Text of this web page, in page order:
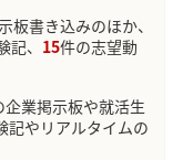
板書き込みのほか、
、 15件の志望動
業掲示板や就活生
記やリアルタイムの